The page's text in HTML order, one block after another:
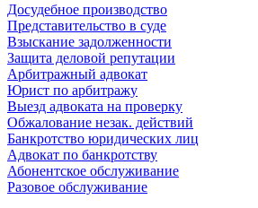
Досудебное производство
Представительство в суде
Взыскание задолженности
Защита деловой репутации
Арбитражный адвокат
Юрист по арбитражу
Выезд адвоката на проверку
Обжалование незак. действий
Банкротство юридических лиц
Адвокат по банкротству
Абонентское обслуживание
Разовое обслуживание